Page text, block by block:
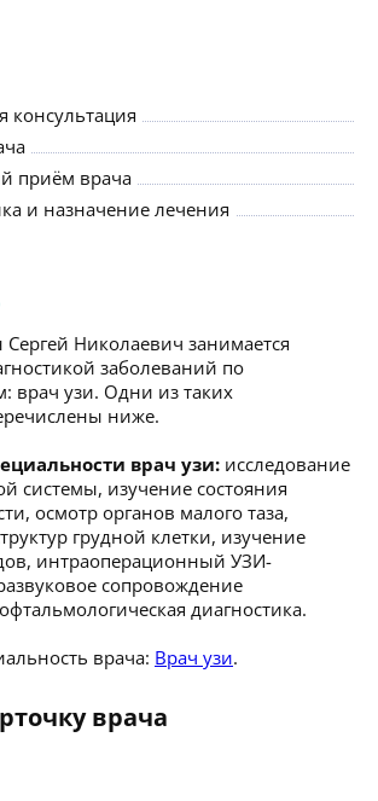
консультация
приём врача
и назначение лечения
Сергей Николаевич занимается
заболеваний по
врач узи. Одни из таких
ниже.
врач узи: исследование
системы, изучение состояния
осмотр органов малого таза,
грудной клетки, изучение
интраоперационный УЗИ-
сопровождение
диагностика.
врача: Врач узи.
врача